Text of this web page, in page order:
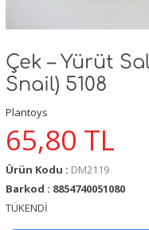
Çek – Yürüt
Snail) 5108
Plantoys
65,80 TL
Ürün Kodu : DM2119
Barkod : 8854740051080
TÜKENDİ